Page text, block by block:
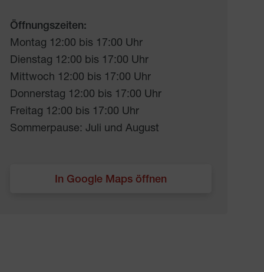
Öffnungszeiten:
Montag 12:00 bis 17:00 Uhr
Dienstag 12:00 bis 17:00 Uhr
Mittwoch 12:00 bis 17:00 Uhr
Donnerstag 12:00 bis 17:00 Uhr
Freitag 12:00 bis 17:00 Uhr
Sommerpause: Juli und August
In Google Maps öffnen